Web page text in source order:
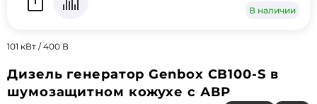
В наличии
101 кВт / 400 В
Дизель генератор Genbox CB100-S в
шумозащитном кожухе с АВР